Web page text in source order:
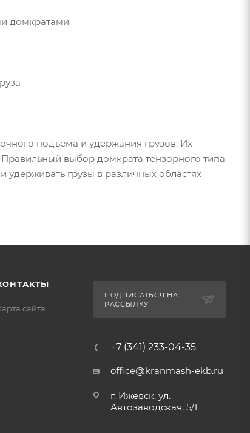
домкратами
подъема и удержания грузов. Их
Правильный выбор домкрата тензорного типа
грузы в различных областях
сайта
ПОДПИСАТЬСЯ НА
РАССЫЛКУ
+7 (341) 233-04-35
office@kranmash-ekb.ru
г. Ижевск, ул.
Автозаводская, 5/1